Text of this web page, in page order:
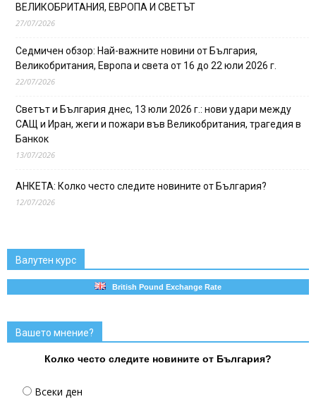
ВЕЛИКОБРИТАНИЯ, ЕВРОПА И СВЕТЪТ
27/07/2026
Седмичен обзор: Най-важните новини от България,
Великобритания, Европа и света от 16 до 22 юли 2026 г.
22/07/2026
Светът и България днес, 13 юли 2026 г.: нови удари между
САЩ и Иран, жеги и пожари във Великобритания, трагедия в
Банкок
13/07/2026
АНКЕТА: Колко често следите новините от България?
12/07/2026
Валутен курс
British Pound Exchange Rate
Вашето мнение?
Колко често следите новините от България?
Всеки ден